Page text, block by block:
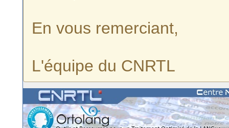
En vous remerciant,
L'équipe du CNRTL